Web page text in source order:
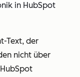
in HubSpot
Text, der
nicht über